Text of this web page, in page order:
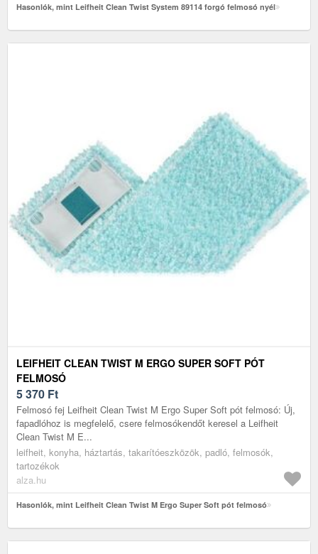
Hasonlók, mint Leifheit Clean Twist System 89114 forgó felmosó nyél
LEIFHEIT CLEAN TWIST M ERGO SUPER SOFT PÓT
FELMOSÓ
5 370 Ft
Felmosó fej Leifheit Clean Twist M Ergo Super Soft pót felmosó: Új,
fapadlóhoz is megfelelő, csere felmosókendőt keresel a Leifheit
Clean Twist M E...
leifheit, konyha, háztartás, takarítóeszközök, padló, felmosók,
tartozékok
alza.hu
Hasonlók, mint Leifheit Clean Twist M Ergo Super Soft pót felmosó